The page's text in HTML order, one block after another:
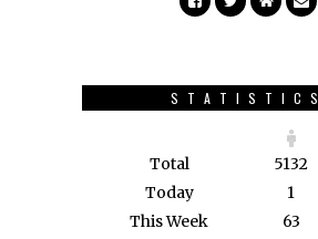
STATISTICS
Total 5132
Today
1
This Week
63